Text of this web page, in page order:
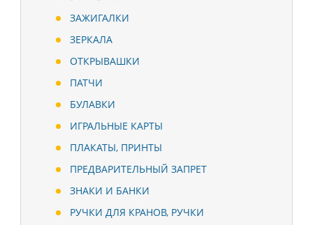
ЗАЖИГАЛКИ
ЗЕРКАЛА
ОТКРЫВАШКИ
ПАТЧИ
БУЛАВКИ
ИГРАЛЬНЫЕ КАРТЫ
ПЛАКАТЫ, ПРИНТЫ
ПРЕДВАРИТЕЛЬНЫЙ ЗАПРЕТ
ЗНАКИ И БАНКИ
РУЧКИ ДЛЯ КРАНОВ, РУЧКИ